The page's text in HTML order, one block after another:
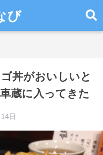
び
丼がおいしいと
蔵に入ってきた
日